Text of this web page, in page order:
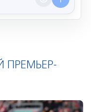
ПРЕМЬЕР-